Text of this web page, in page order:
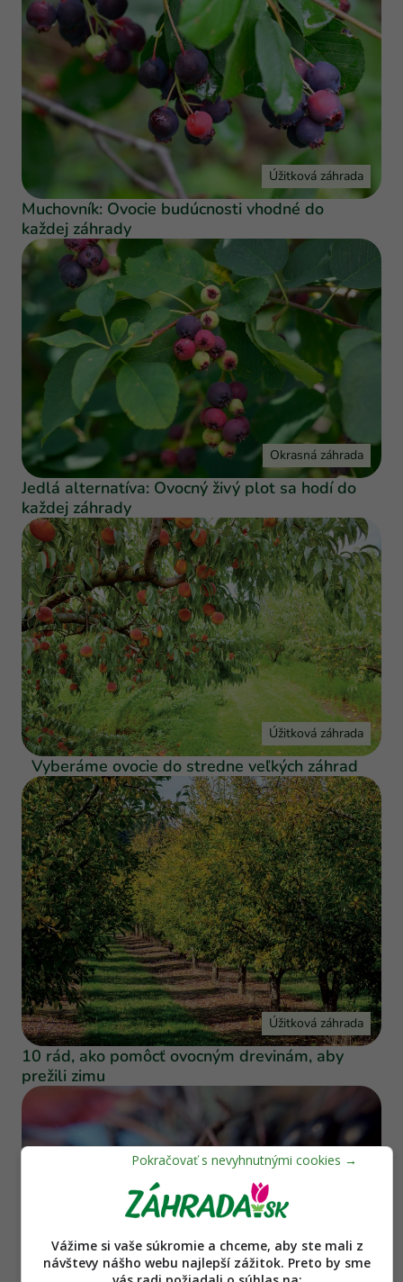
Úžitková záhrada
Muchovník: Ovocie budúcnosti vhodné do
každej záhrady
Okrasná záhrada
Jedlá alternatíva: Ovocný živý plot sa hodí do
každej záhrady
Úžitková záhrada
Vyberáme ovocie do stredne veľkých záhrad
Úžitková záhrada
10 rád, ako pomôcť ovocným drevinám, aby
prežili zimu
Vážime si vaše súkromie a chceme, aby ste mali z
návštevy nášho webu najlepší zážitok. Preto by sme